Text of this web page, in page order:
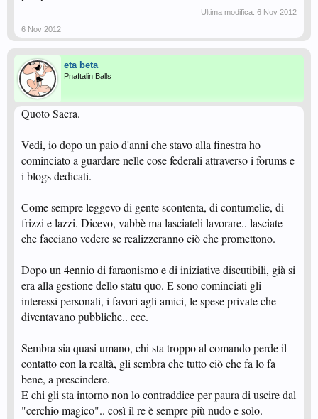
Ultima modifica: 6 Nov 2012
6 Nov 2012
eta beta
Pnaftalin Balls
Quoto Sacra.
Vedi, io dopo un paio d'anni che stavo alla finestra ho
cominciato a guardare nelle cose federali attraverso i forums e
i blogs dedicati.
Come sempre leggevo di gente scontenta, di contumelie, di
frizzi e lazzi. Dicevo, vabbè ma lasciateli lavorare.. lasciate
che facciano vedere se realizzeranno ciò che promettono.
Dopo un 4ennio di faraonismo e di iniziative discutibili, già si
era alla gestione dello statu quo. E sono cominciati gli
interessi personali, i favori agli amici, le spese private che
diventavano pubbliche.. ecc.
Sembra sia quasi umano, chi sta troppo al comando perde il
contatto con la realtà, gli sembra che tutto ciò che fa lo fa
bene, a prescindere.
E chi gli sta intorno non lo contraddice per paura di uscire dal
"cerchio magico".. così il re è sempre più nudo e solo.